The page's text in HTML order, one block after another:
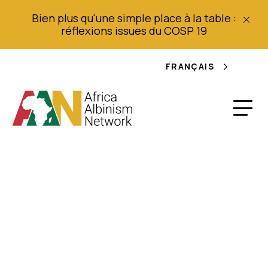
Bien plus qu'une simple place à la table :
réflexions issues du COSP 19
FRANÇAIS